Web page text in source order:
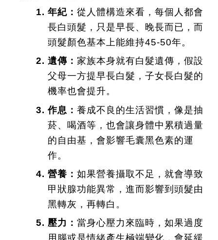
年紀： 從人體構造來看，每個人都會
長白頭髮，只是早長、晚長而已，而
頭髮顏色基本上能維持45-50年。
遺傳： 家族本身就有白髮遺傳，假設
父母一方提早長白髮，子女長白髮的
機率也會提升。
作息： 養成不良的生活習慣，像是抽
菸、喝酒等，也會讓身體中累積過量
的自由基，會影響毛囊黑色素的運
作。
營養： 如果營養攝取不足，就會導致
甲狀腺功能異常，進而影響到頭髮由
黑轉灰，再轉白。
壓力： 當身心壓力來臨時，如果過度